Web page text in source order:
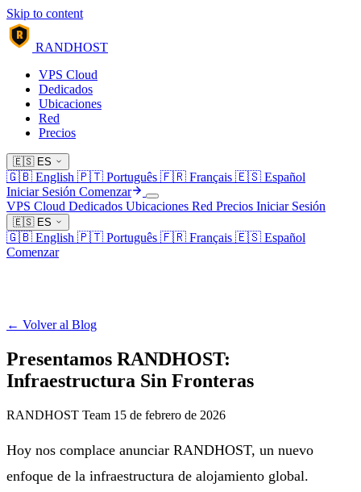
Skip to content
R
RANDHOST
VPS Cloud
Dedicados
Ubicaciones
Red
Precios
🇪🇸 ES
🇬🇧 English 🇵🇹 Português 🇫🇷 Français 🇪🇸 Español
Iniciar Sesión Comenzar
VPS Cloud Dedicados Ubicaciones Red Precios Iniciar Sesión
🇪🇸 ES
🇬🇧 English 🇵🇹 Português 🇫🇷 Français 🇪🇸 Español
Comenzar
← Volver al Blog
Presentamos RANDHOST:
Infraestructura Sin Fronteras
RANDHOST Team 15 de febrero de 2026
Hoy nos complace anunciar RANDHOST, un nuevo
enfoque de la infraestructura de alojamiento global.